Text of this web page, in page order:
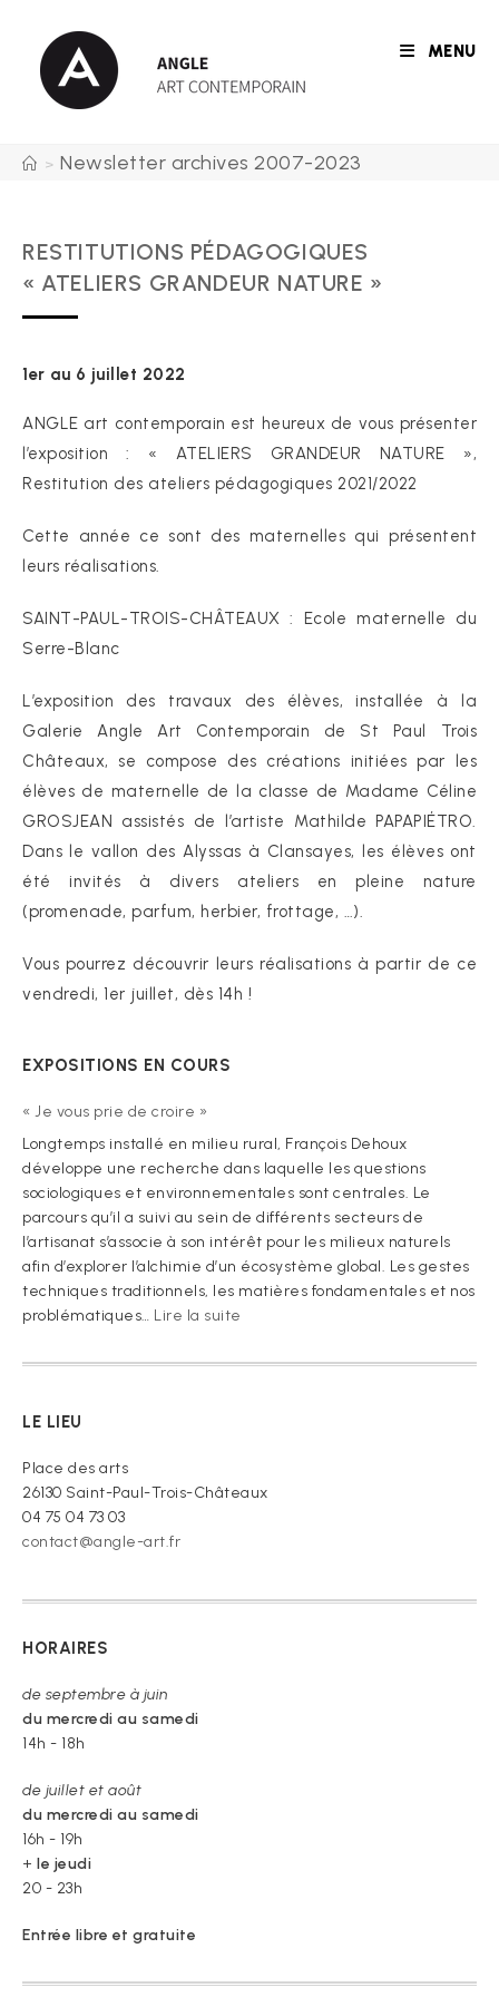
content
MENU
> Newsletter archives 2007-2023
RESTITUTIONS PÉDAGOGIQUES
« ATELIERS GRANDEUR NATURE »
1er au 6 juillet 2022
ANGLE art contemporain est heureux de vous présenter
l’exposition : « ATELIERS GRANDEUR NATURE »,
Restitution des ateliers pédagogiques 2021/2022
Cette année ce sont des maternelles qui présentent
leurs réalisations.
SAINT-PAUL-TROIS-CHÂTEAUX : Ecole maternelle du
Serre-Blanc
L’exposition des travaux des élèves, installée à la
Galerie Angle Art Contemporain de St Paul Trois
Châteaux, se compose des créations initiées par les
élèves de maternelle de la classe de Madame Céline
GROSJEAN assistés de l’artiste Mathilde PAPAPIÉTRO.
Dans le vallon des Alyssas à Clansayes, les élèves ont
été invités à divers ateliers en pleine nature
(promenade, parfum, herbier, frottage, …).
Vous pourrez découvrir leurs réalisations à partir de ce
vendredi, 1er juillet, dès 14h !
EXPOSITIONS EN COURS
« Je vous prie de croire »
Longtemps installé en milieu rural, François Dehoux
développe une recherche dans laquelle les questions
sociologiques et environnementales sont centrales. Le
parcours qu’il a suivi au sein de différents secteurs de
l’artisanat s’associe à son intérêt pour les milieux naturels
afin d’explorer l’alchimie d’un écosystème global. Les gestes
techniques traditionnels, les matières fondamentales et nos
problématiques… Lire la suite
vous
LE LIEU
Place des arts
26130 Saint-Paul-Trois-Châteaux
04 75 04 73 03
contact@angle-art.fr
HORAIRES
de septembre à juin
du mercredi au samedi
14h - 18h
de juillet et août
du mercredi au samedi
16h - 19h
+ le jeudi
20 - 23h
Entrée libre et gratuite